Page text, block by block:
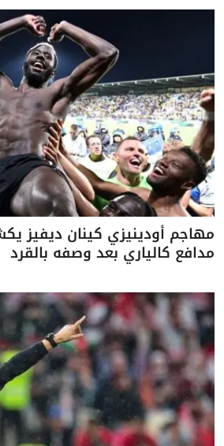
مهاجم أودينيزي كينان ديفيز
مدافع كالياري بعد وصفه بالقرد